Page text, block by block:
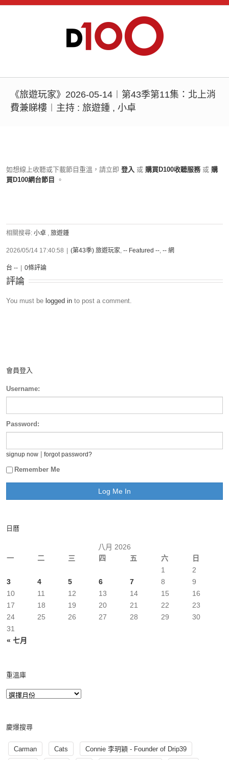
《旅遊玩家》2026-05-14︱第43季第11集：北上消
費兼睇樓︱主持 : 旅遊鍾 , 小卓
如想線上收聽或下載節目重溫，請立即 登入 或 購買D100收聽服務 或 購
買D100網台節目
。
相關搜尋: 小卓 , 旅遊鍾
2026/05/14 17:40:58 (第43季) 旅遊玩家, -- Featured --, -- 網
台 -- 0條評論
評論
You must be logged in to post a comment.
會員登入
Username:
Password:
signup now forgot password?
Remember Me
日曆
八月 2026
一
二 三 四 五 六 日
« 七月
1
2
3
4 5 6 7 8
9
10
11 12 13 14 15
16
17
18 19 20 21 22
23
24
25 26 27 28 29
30
31
重溫庫
慶爆搜尋
Carman Cats Connie 李玥穎 - Founder of Drip39